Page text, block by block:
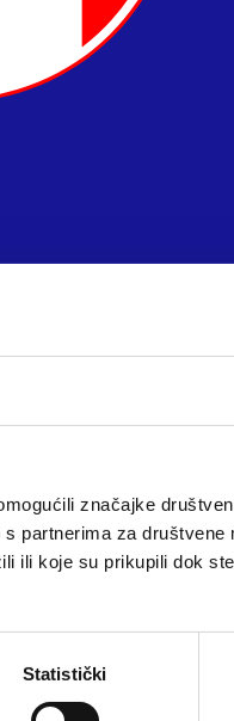
značajke
partnerima za društvene
ili koje su prikupili dok
Statistički